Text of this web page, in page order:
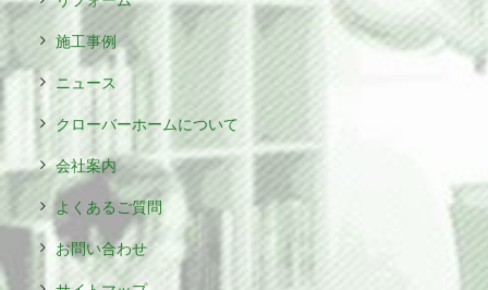
施工事例
ニュース
クローバーホームについて
会社案内
よくあるご質問
お問い合わせ